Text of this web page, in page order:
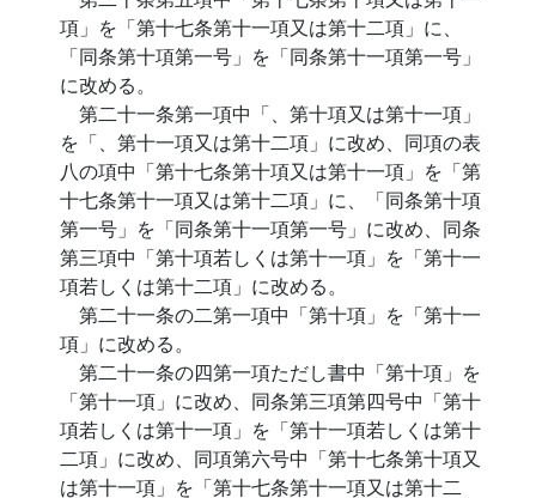
項」を「第十七条第十一項又は第十二項」に、
「同条第十項第一号」を「同条第十一項第一号」
に改める。
第二十一条第一項中「、第十項又は第十一項」
を「、第十一項又は第十二項」に改め、同項の表
八の項中「第十七条第十項又は第十一項」を「第
十七条第十一項又は第十二項」に、「同条第十項
第一号」を「同条第十一項第一号」に改め、同条
第三項中「第十項若しくは第十一項」を「第十一
項若しくは第十二項」に改める。
第二十一条の二第一項中「第十項」を「第十一
項」に改める。
第二十一条の四第一項ただし書中「第十項」を
「第十一項」に改め、同条第三項第四号中「第十
項若しくは第十一項」を「第十一項若しくは第十
二項」に改め、同項第六号中「第十七条第十項又
は第十一項」を「第十七条第十一項又は第十二